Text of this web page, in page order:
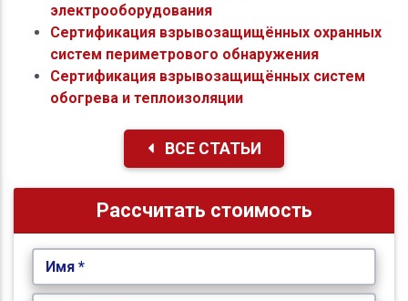
электрооборудования
Сертификация взрывозащищённых охранных
систем периметрового обнаружения
Сертификация взрывозащищённых систем
обогрева и теплоизоляции
ВСЕ СТАТЬИ
Рассчитать стоимость
Имя *